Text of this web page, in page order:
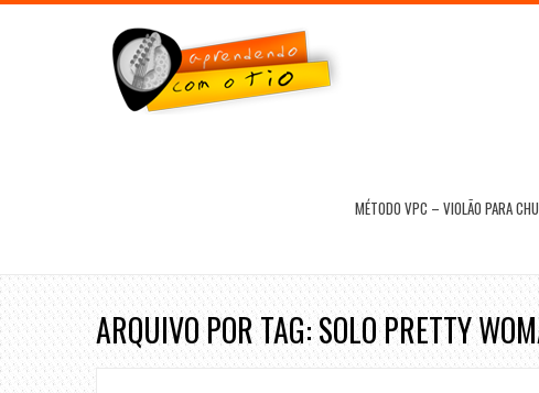
MÉTODO VPC – VIOLÃO PARA
ARQUIVO POR TAG: SOLO PRETTY